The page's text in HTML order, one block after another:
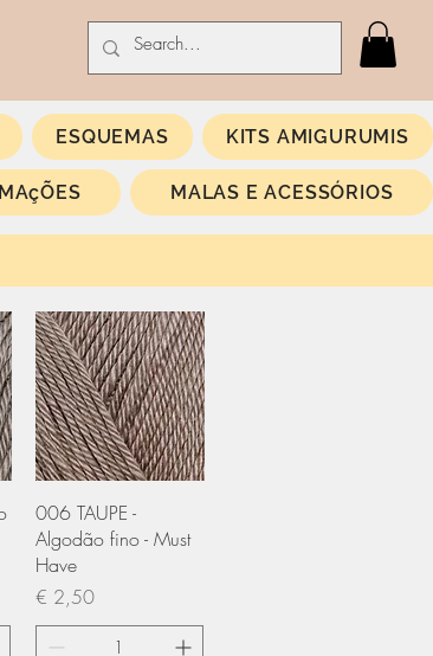
ESQUEMAS KITS AMIGURUMIS
MALAS E ACESSÓRIOS
Visualização rápida
006 TAUPE -
Algodão fino - Must
Have
Preço
€ 2,50